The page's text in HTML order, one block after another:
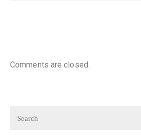
Comments are closed.